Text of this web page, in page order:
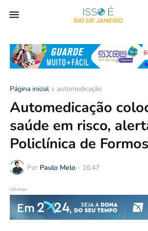
Página inicial automedicação
Automedicação
saúde em risco,
Policlínica de
Por Paulo Melo - 16:47
Últimas